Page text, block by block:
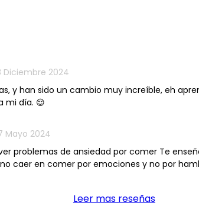
Diciembre 2024
y han sido un cambio muy increíble, eh
mi día. 😌
Mayo 2024
problemas de ansiedad por comer Te
caer en comer por emociones y no por
Leer mas reseñas